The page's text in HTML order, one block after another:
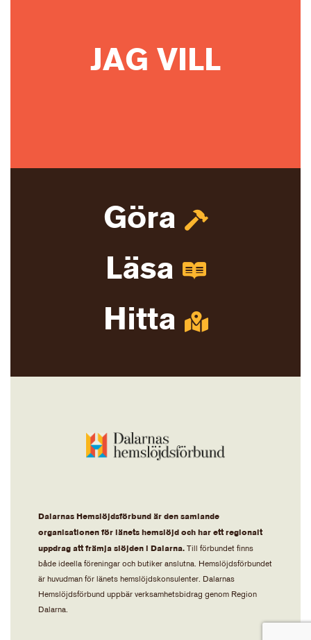
JAG VILL
Göra
Läsa
Hitta
Dalarnas Hemslöjdsförbund är den samlande
organisationen för länets hemslöjd och har ett regionalt
uppdrag att främja slöjden i Dalarna. Till förbundet finns
både ideella föreningar och butiker anslutna. Hemslöjdsförbundet
är huvudman för länets hemslöjdskonsulenter. Dalarnas
Hemslöjdsförbund uppbär verksamhetsbidrag genom Region
Dalarna.